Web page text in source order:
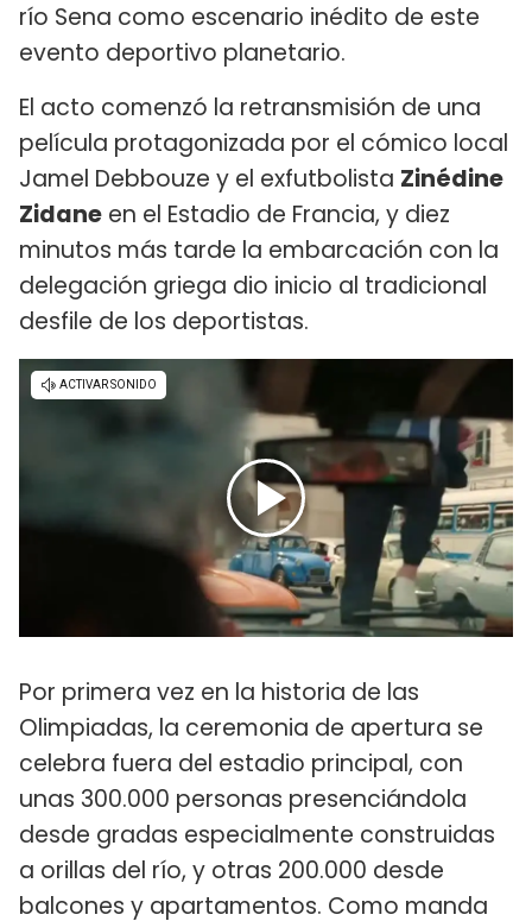
río Sena como escenario inédito de este
evento deportivo planetario.
El acto comenzó la retransmisión de una
película protagonizada por el cómico local
Jamel Debbouze y el exfutbolista Zinédine
Zidane en el Estadio de Francia, y diez
minutos más tarde la embarcación con la
delegación griega dio inicio al tradicional
desfile de los deportistas.
Por primera vez en la historia de las
Olimpiadas, la ceremonia de apertura se
celebra fuera del estadio principal, con
unas 300.000 personas presenciándola
desde gradas especialmente construidas
a orillas del río, y otras 200.000 desde
balcones y apartamentos. Como manda